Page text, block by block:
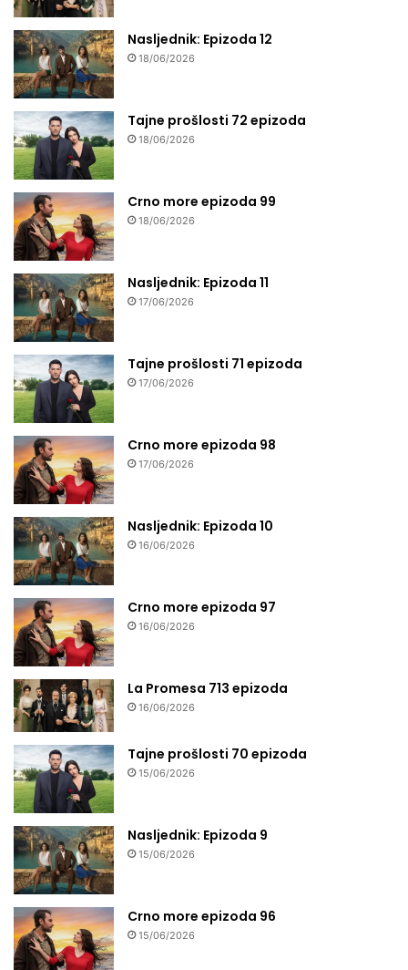
Nasljednik: Epizoda 12
18/06/2026
Tajne prošlosti 72 epizoda
18/06/2026
Crno more epizoda 99
18/06/2026
Nasljednik: Epizoda 11
17/06/2026
Tajne prošlosti 71 epizoda
17/06/2026
Crno more epizoda 98
17/06/2026
Nasljednik: Epizoda 10
16/06/2026
Crno more epizoda 97
16/06/2026
La Promesa 713 epizoda
16/06/2026
Tajne prošlosti 70 epizoda
15/06/2026
Nasljednik: Epizoda 9
15/06/2026
Crno more epizoda 96
15/06/2026